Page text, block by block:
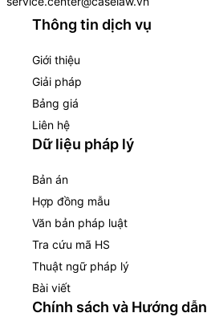
Thông tin dịch vụ
Giới thiệu
Giải pháp
Bảng giá
Liên hệ
Dữ liệu pháp lý
Bản án
Hợp đồng mẫu
Văn bản pháp luật
Tra cứu mã HS
Thuật ngữ pháp lý
Bài viết
Chính sách và Hướng dẫn